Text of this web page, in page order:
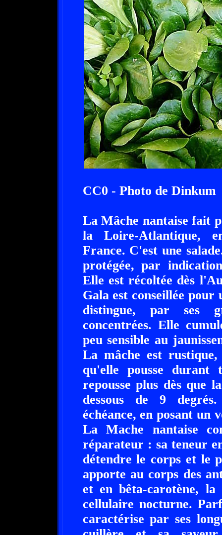
CC0 - Photo de Dinkum
La Mâche nantaise fait
la Loire-Atlantique,
France. C'est une
protégée, par
Elle est récoltée dès
Gala est conseillée pour
distingue, par ses
concentrées. Elle
peu sensible au
La mâche est
qu'elle pousse
repousse plus dès que
dessous de 9
échéance, en posant un
La Mache nantaise
réparateur : sa teneur
détendre le corps et le
apporte au corps des
et en bêta-carotène,
cellulaire nocturne.
caractérise par ses